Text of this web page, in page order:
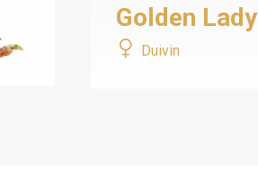
Golden Lady
Duivin